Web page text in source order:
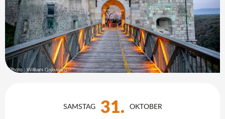
SAMSTAG 31. OKTOBER